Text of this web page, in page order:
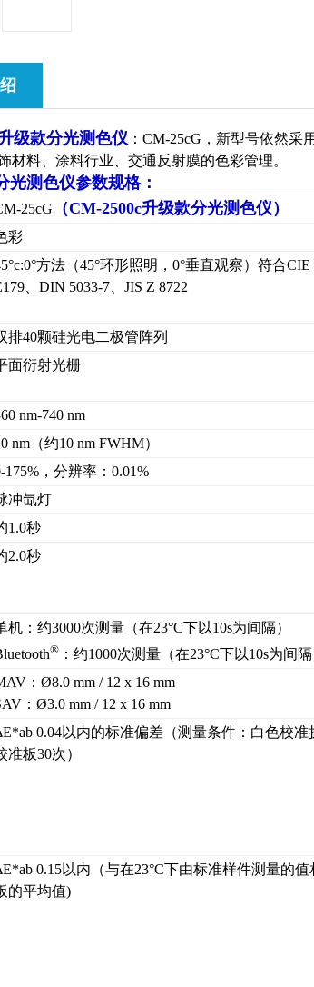
级款分光测色仪 ：CM-25cG，新型号依然采
材料、涂料行业、交通反射膜的色彩管理。
光测色仪参数规格：
25cG （CM-2500c升级款分光测色仪）
彩
方法（45°环形照明，0°垂直观察）符合
、DIN 5033-7、JIS Z 8722
排40颗硅光电二极管阵列
面衍射光栅
nm-740 nm
nm（约10 nm FWHM）
175%，分辨率：0.01%
冲氙灯
1.0秒
2.0秒
机：约3000次测量（在23°C下以10s为间隔）
® ：约1000次测量（在23°C下以10s为间隔
：Ø8.0 mm / 12 x 16 mm
：Ø3.0 mm / 12 x 16 mm
0.04以内的标准偏差（测量条件：白色校
准板30次）
0.15以内（与在23°C下由标准样件测量的
的平均值)